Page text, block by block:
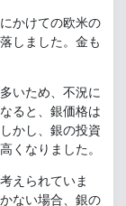
かけての欧米の
しました。金も
いため、不況に
ると、銀価格は
かし、銀の投資
くなりました。
えられていま
ない場合、銀の